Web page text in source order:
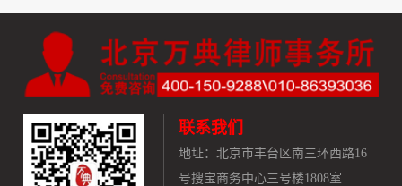
联系我们
地址： 北京市丰台区南三环西路16
号搜宝商务中心三号楼1808室